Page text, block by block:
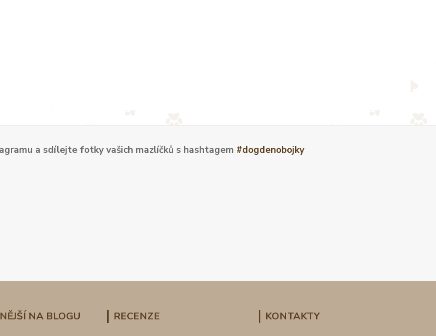
a sdílejte fotky vašich mazlíčků s hashtagem #dogdenobojky
NA BLOGU RECENZE KONTAKTY